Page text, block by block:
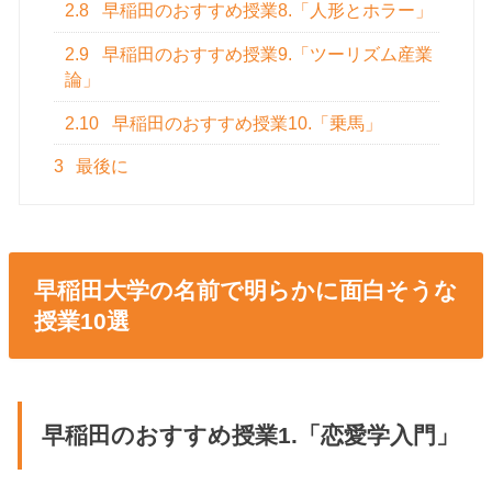
2.8 早稲田のおすすめ授業8.「人形とホラー」
2.9
早稲田のおすすめ授業9.「ツーリズム産業
論」
2.10 早稲田のおすすめ授業10.「乗馬」
3 最後に
早稲田大学の名前で明らかに面白そうな
授業10選
早稲田のおすすめ授業1.「恋愛学入門」